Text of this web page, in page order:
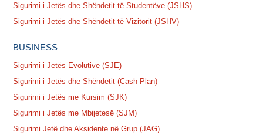
Sigurimi i Jetës dhe Shëndetit të Studentëve (JSHS)
Sigurimi i Jetës dhe Shëndetit të Vizitorit (JSHV)
BUSINESS
Sigurimi i Jetës Evolutive (SJE)
Sigurimi i Jetës dhe Shëndetit (Cash Plan)
Sigurimi i Jetës me Kursim (SJK)
Sigurimi i Jetës me Mbijetesë (SJM)
Sigurimi Jetë dhe Aksidente në Grup (JAG)